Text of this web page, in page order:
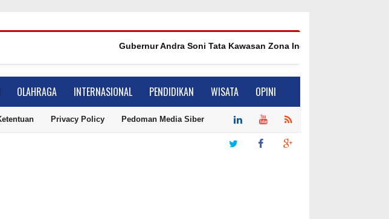
Gubernur Andra Soni Tata Kawasan Zona Industri Serang Barat
OLAHRAGA INTERNASIONAL PENDIDIKAN WISATA OPINI
Privacy Policy Pedoman Media Siber